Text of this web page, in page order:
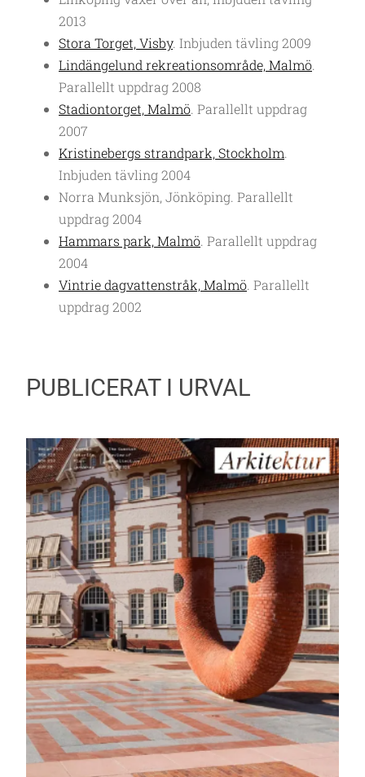
2013
Stora Torget, Visby. Inbjuden tävling 2009
Lindängelund rekreationsområde, Malmö.
Parallellt uppdrag 2008
Stadiontorget, Malmö. Parallellt uppdrag
2007
Kristinebergs strandpark, Stockholm.
Inbjuden tävling 2004
Norra Munksjön, Jönköping. Parallellt
uppdrag 2004
Hammars park, Malmö. Parallellt uppdrag
2004
Vintrie dagvattenstråk, Malmö. Parallellt
uppdrag 2002
PUBLICERAT I URVAL